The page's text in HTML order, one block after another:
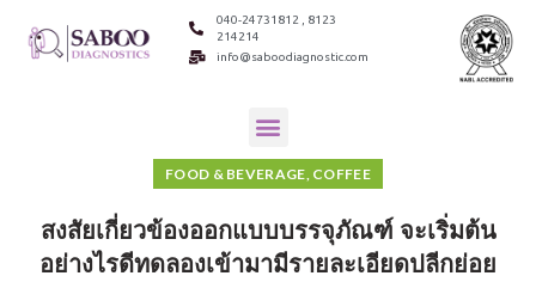
040-24731812 , 8123
214214
info@saboodiagnostic.com
FOOD & BEVERAGE, COFFEE
สงสัยเกี่ยวข้องออกแบบบรรจุภัณฑ์ จะเริ่มต้น
อย่างไรดีทดลองเข้ามามีรายละเอียดปลีกย่อย